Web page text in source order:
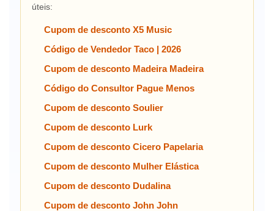
úteis:
Cupom de desconto X5 Music
Código de Vendedor Taco | 2026
Cupom de desconto Madeira Madeira
Código do Consultor Pague Menos
Cupom de desconto Soulier
Cupom de desconto Lurk
Cupom de desconto Cicero Papelaria
Cupom de desconto Mulher Elástica
Cupom de desconto Dudalina
Cupom de desconto John John